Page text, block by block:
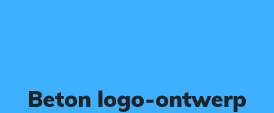
Beton logo-ontwerp